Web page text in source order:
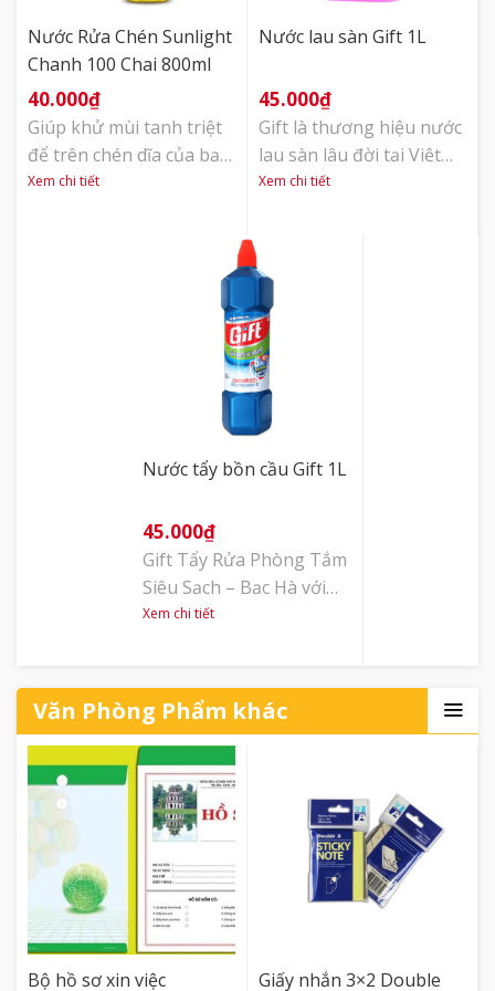
[...]
Nước Rửa Chén Sunlight
Chanh 100 Chai 800ml
40.000₫
Giúp khử mùi tanh triệt
để trên chén dĩa của bạn
chỉ với 1 lần rửa, nước
của hàng triệu người nội
Sunlight Chanh 100 chiết
Xem chi tiết
Nước lau sàn Gift 1L
45.000₫
Gift là thương hiệu nước
lau sàn lâu đời tại Việt
Nam, rất được các chị em
sàn nhà sạch bóng, ngát
trùng hiệu quả. Nước lau
sàn Gift 1L hương hoa
tulip độc lạ nhưng thơm
lâu, cho căn [...]
Xem chi tiết
Nước tẩy bồn cầu Gift 1L
45.000₫
Gift Tẩy Rửa Phòng Tắm
Siêu Sạch – Bạc Hà với
kiểu dáng thân tròn,
tẩy sạch các khe, góc khó
tẩy nhất của phòng tắm.
Với công thức tiên tiến
mới kết hợp hương Bạc
hà khử mùi thơm mát chỉ
với 5 giây tác [...]
Xem chi tiết
Văn Phòng Phẩm khác
Bộ hồ sơ xin việc Giấy nhắn 3×2 Double